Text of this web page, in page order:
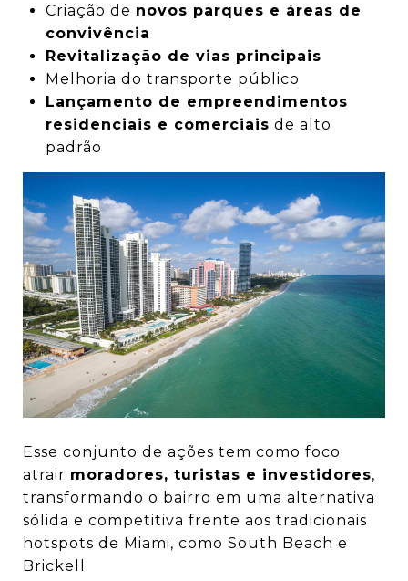
Criação de novos parques e áreas de
convivência
Revitalização de vias principais
Melhoria do transporte público
Lançamento de empreendimentos
residenciais e comerciais de alto
padrão
Esse conjunto de ações tem como foco
atrair moradores, turistas e investidores,
transformando o bairro em uma alternativa
sólida e competitiva frente aos tradicionais
hotspots de Miami, como South Beach e
Brickell.